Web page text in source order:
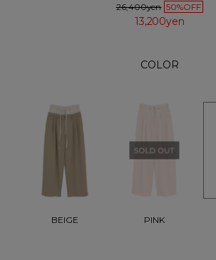
26,400yen 50%OFF
13,200yen
COLOR
BEIGE PINK